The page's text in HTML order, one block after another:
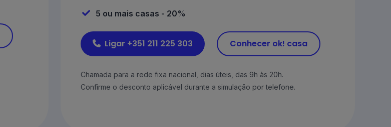
5 ou mais casas - 20%
Ligar +351 211 225 303 Conhecer ok! casa
Chamada para a rede fixa nacional, dias úteis, das 9h às 20h.
Confirme o desconto aplicável durante a simulação por telefone.